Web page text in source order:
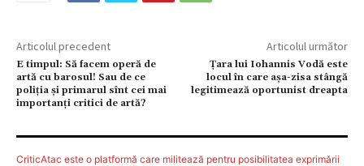
Articolul precedent
E timpul: Să facem operă de
artă cu barosul! Sau de ce
poliţia şi primarul sînt cei mai
importanţi critici de artă?
Articolul următor
Țara lui Iohannis Vodă este
locul în care așa-zisa stângă
legitimează oportunist dreapta
CriticAtac este o platformă care militează pentru posibilitatea exprimării